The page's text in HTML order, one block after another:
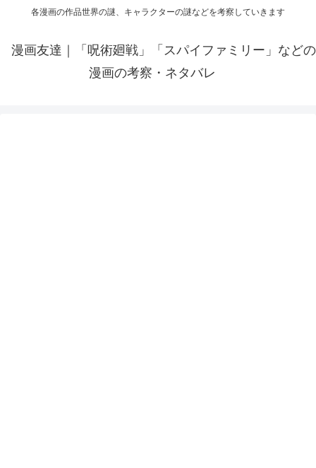
各漫画の作品世界の謎、キャラクターの謎などを考察していきます
漫画友達｜「呪術廻戦」「スパイファミリー」などの
漫画の考察・ネタバレ